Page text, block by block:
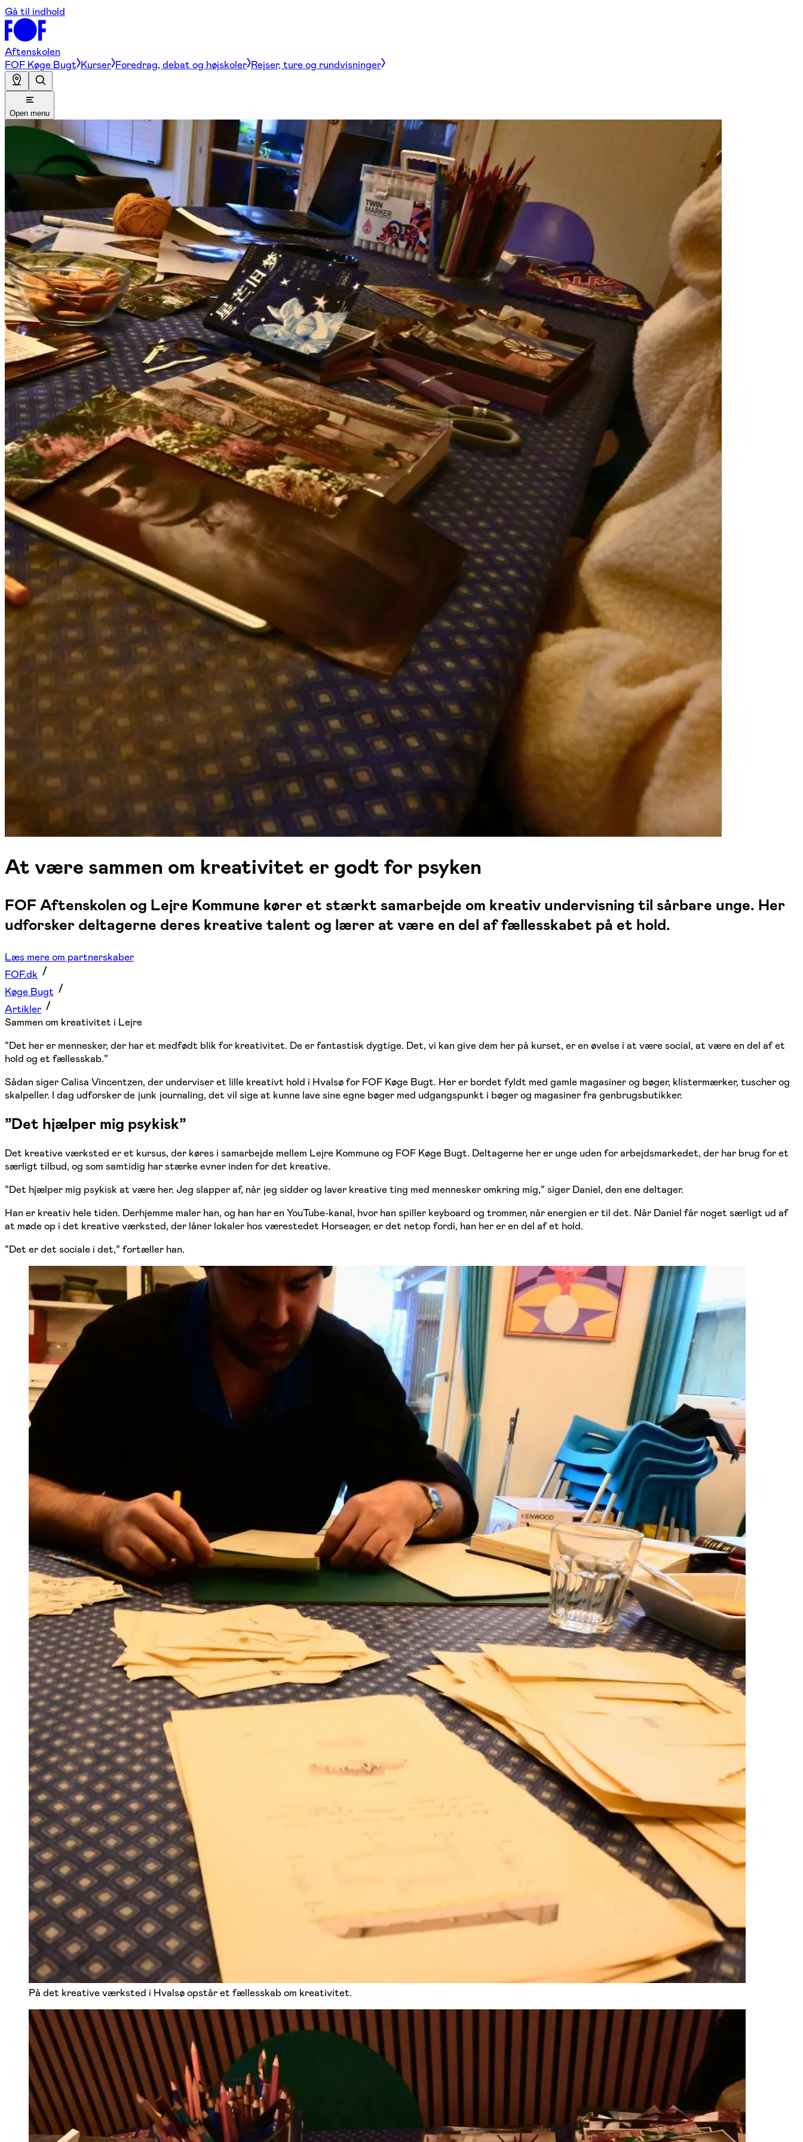
Gå til indhold
Aftenskolen
FOF Køge Bugt Kurser Foredrag, debat og højskoler Rejser, ture og rundvisninger
Open menu
At være sammen om kreativitet er godt for psyken
FOF Aftenskolen og Lejre Kommune kører et stærkt samarbejde om kreativ undervisning til sårbare unge. Her
udforsker deltagerne deres kreative talent og lærer at være en del af fællesskabet på et hold.
Læs mere om partnerskaber
FOF.dk
Køge Bugt
Artikler
Sammen om kreativitet i Lejre
”Det her er mennesker, der har et medfødt blik for kreativitet. De er fantastisk dygtige. Det, vi kan give dem her på kurset, er en øvelse i at være social, at være en del af et
hold og et fællesskab.”
Sådan siger Calisa Vincentzen, der underviser et lille kreativt hold i Hvalsø for FOF Køge Bugt. Her er bordet fyldt med gamle magasiner og bøger, klistermærker, tuscher og
skalpeller. I dag udforsker de junk journaling, det vil sige at kunne lave sine egne bøger med udgangspunkt i bøger og magasiner fra genbrugsbutikker.
”Det hjælper mig psykisk”
Det kreative værksted er et kursus, der køres i samarbejde mellem Lejre Kommune og FOF Køge Bugt. Deltagerne her er unge uden for arbejdsmarkedet, der har brug for et
særligt tilbud, og som samtidig har stærke evner inden for det kreative.
”Det hjælper mig psykisk at være her. Jeg slapper af, når jeg sidder og laver kreative ting med mennesker omkring mig,” siger Daniel, den ene deltager.
Han er kreativ hele tiden. Derhjemme maler han, og han har en YouTube-kanal, hvor han spiller keyboard og trommer, når energien er til det. Når Daniel får noget særligt ud af
at møde op i det kreative værksted, der låner lokaler hos værestedet Horseager, er det netop fordi, han her er en del af et hold.
”Det er det sociale i det,” fortæller han.
På det kreative værksted i Hvalsø opstår et fællesskab om kreativitet.